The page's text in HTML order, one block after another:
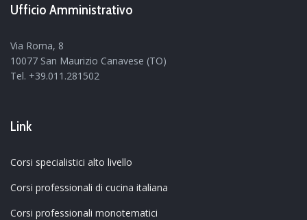
Ufficio Amministrativo
Via Roma, 8
10077 San Maurizio Canavese (TO)
Tel. +39.011.281502
Link
Corsi specialistici alto livello
Corsi professionali di cucina italiana
Corsi professionali monotematici